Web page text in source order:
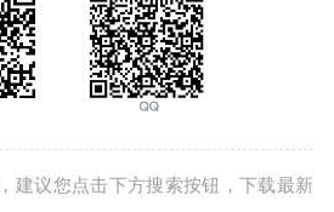
建议您点击下方搜索按钮，下载最新